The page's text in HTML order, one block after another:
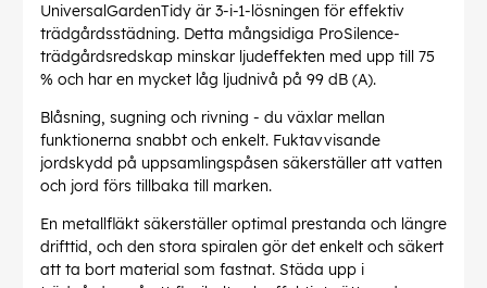
UniversalGardenTidy är 3-i-1-lösningen för effektiv
trädgårdsstädning. Detta mångsidiga ProSilence-
trädgårdsredskap minskar ljudeffekten med upp till 75
% och har en mycket låg ljudnivå på 99 dB (A).
Blåsning, sugning och rivning - du växlar mellan
funktionerna snabbt och enkelt. Fuktavvisande
jordskydd på uppsamlingspåsen säkerställer att vatten
och jord förs tillbaka till marken.
En metallfläkt säkerställer optimal prestanda och längre
drifttid, och den stora spiralen gör det enkelt och säkert
att ta bort material som fastnat. Städa upp i